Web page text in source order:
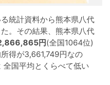
統計資料から熊本県八代
。その結果、熊本県八代
円(全国1064位)
得が3,661,749円なの
国平均とくらべて低い